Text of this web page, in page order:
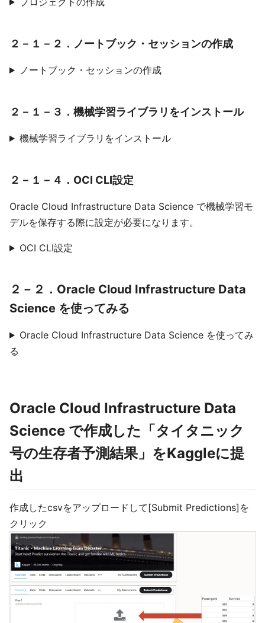
２－１－２．ノートブック・セッションの作成
ノートブック・セッションの作成
２－１－３．機械学習ライブラリをインストール
機械学習ライブラリをインストール
２－１－４．OCI CLI設定
Oracle Cloud Infrastructure Data Science で機械学習モ
デルを保存する際に設定が必要になります。
OCI CLI設定
２－２．Oracle Cloud Infrastructure Data
Science を使ってみる
Oracle Cloud Infrastructure Data Science を使ってみ
る
Oracle Cloud Infrastructure Data
Science で作成した「タイタニック
号の生存者予測結果」をKaggleに提
出
作成したcsvをアップロードして[Submit Predictions]を
クリック